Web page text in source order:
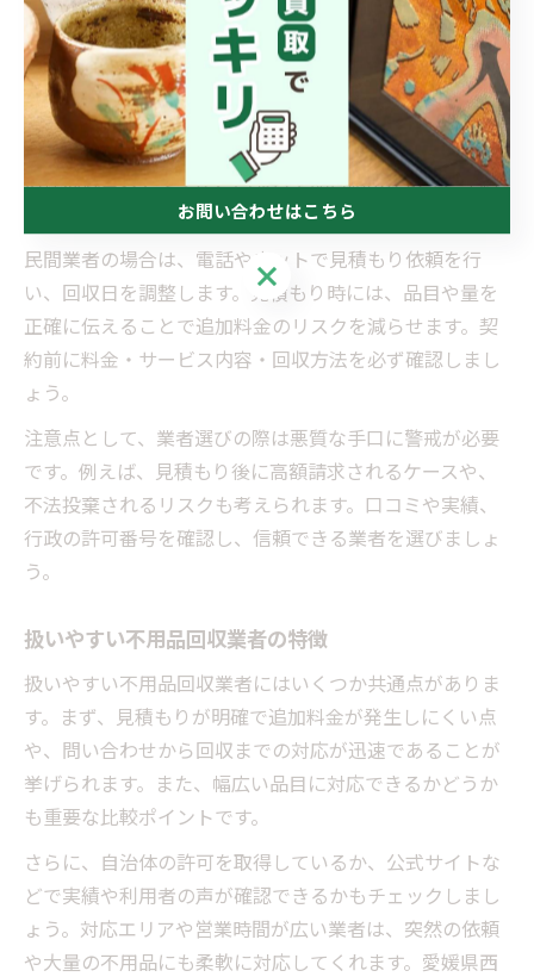
不用品回収のスムーズな手順とは
不用品回収を効率よく進めるには、段階的な手順を押さ
えることが大切です。まず、不要品の選別から始め、次
に自治体と業者のどちらに依頼するかを判断します。自
治体は低コストですが、回収日や品目制限があり、予約
や粗大ゴミシールの事前購入が必要です。
民間業者の場合は、電話やネットで見積もり依頼を行
い、回収日を調整します。見積もり時には、品目や量を
正確に伝えることで追加料金のリスクを減らせます。契
約前に料金・サービス内容・回収方法を必ず確認しまし
ょう。
注意点として、業者選びの際は悪質な手口に警戒が必要
です。例えば、見積もり後に高額請求されるケースや、
不法投棄されるリスクも考えられます。口コミや実績、
行政の許可番号を確認し、信頼できる業者を選びましょ
う。
扱いやすい不用品回収業者の特徴
扱いやすい不用品回収業者にはいくつか共通点がありま
す。まず、見積もりが明確で追加料金が発生しにくい点
や、問い合わせから回収までの対応が迅速であることが
挙げられます。また、幅広い品目に対応できるかどうか
も重要な比較ポイントです。
さらに、自治体の許可を取得しているか、公式サイトな
どで実績や利用者の声が確認できるかもチェックしまし
ょう。対応エリアや営業時間が広い業者は、突然の依頼
や大量の不用品にも柔軟に対応してくれます。愛媛県西
お問い合わせはこちら
お問い合わせはこちら